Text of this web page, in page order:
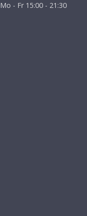
Mo - Fr 15:00 - 21:30